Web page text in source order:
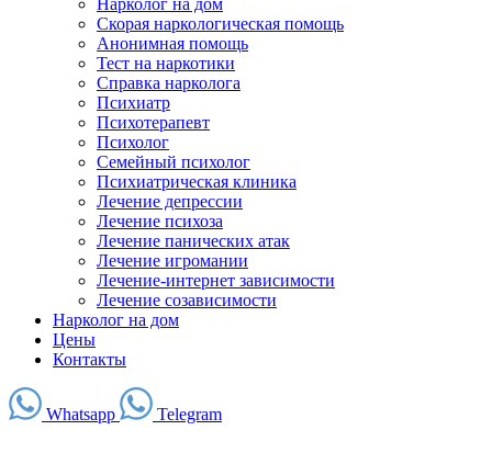
Нарколог на дом
Скорая наркологическая помощь
Анонимная помощь
Тест на наркотики
Справка нарколога
Психиатр
Психотерапевт
Психолог
Семейный психолог
Психиатрическая клиника
Лечение депрессии
Лечение психоза
Лечение панических атак
Лечение игромании
Лечение-интернет зависимости
Лечение созависимости
Нарколог на дом
Цены
Контакты
Whatsapp Telegram